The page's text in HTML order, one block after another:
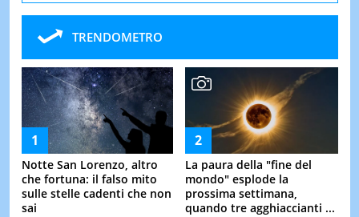
TRENDOMETRO
Notte San Lorenzo, altro
che fortuna: il falso mito
sulle stelle cadenti che non
sai
La paura della "fine del
mondo" esplode la
prossima settimana,
quando tre agghiaccianti ...